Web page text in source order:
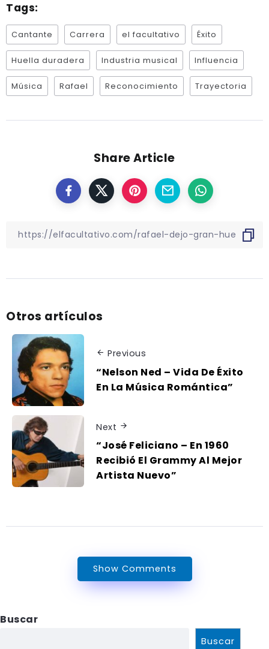
Tags:
Cantante Carrera el facultativo Éxito
Huella duradera Industria musical Influencia
Música Rafael Reconocimiento Trayectoria
Share Article
Otros artículos
Previous
“Nelson Ned – Vida De Éxito
En La Música Romántica”
Next
“José Feliciano – En 1960
Recibió El Grammy Al Mejor
Artista Nuevo”
Show Comments
Buscar
Buscar